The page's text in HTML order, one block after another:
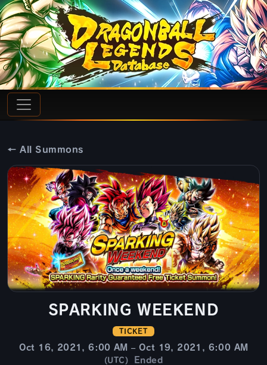
← All Summons
SPARKING WEEKEND
TICKET
Oct 16, 2021, 6:00 AM – Oct 19, 2021, 6:00 AM
(UTC) Ended